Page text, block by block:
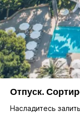
Отпуск.
Насладитесь